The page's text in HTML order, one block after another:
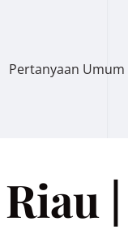
Pertanyaan Umum
|